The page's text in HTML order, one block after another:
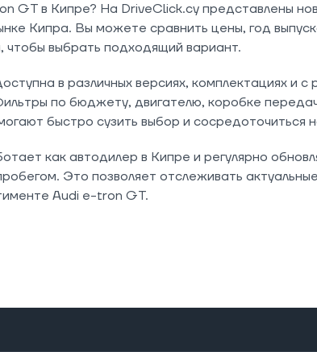
GT в Кипре? На DriveClick.cy представлены
Кипра. Вы можете сравнить цены, год
чтобы выбрать подходящий вариант.
в различных версиях, комплектациях и с
по бюджету, двигателю, коробке
быстро сузить выбор и сосредоточиться
как автодилер в Кипре и регулярно
Это позволяет отслеживать
Audi e-tron GT.